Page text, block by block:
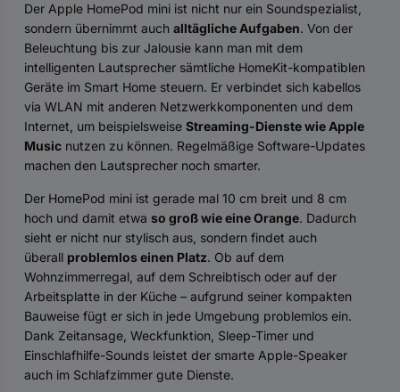
Der Apple HomePod mini ist nicht nur ein Soundspezialist,
sondern übernimmt auch alltägliche Aufgaben. Von der
Beleuchtung bis zur Jalousie kann man mit dem
intelligenten Lautsprecher sämtliche HomeKit-kompatiblen
Geräte im Smart Home steuern. Er verbindet sich kabellos
via WLAN mit anderen Netzwerkkomponenten und dem
Internet, um beispielsweise Streaming-Dienste wie Apple
Music nutzen zu können. Regelmäßige Software-Updates
machen den Lautsprecher noch smarter.
Der HomePod mini ist gerade mal 10 cm breit und 8 cm
hoch und damit etwa so groß wie eine Orange. Dadurch
sieht er nicht nur stylisch aus, sondern findet auch
überall problemlos einen Platz. Ob auf dem
Wohnzimmerregal, auf dem Schreibtisch oder auf der
Arbeitsplatte in der Küche – aufgrund seiner kompakten
Bauweise fügt er sich in jede Umgebung problemlos ein.
Dank Zeitansage, Weckfunktion, Sleep-Timer und
Einschlafhilfe-Sounds leistet der smarte Apple-Speaker
auch im Schlafzimmer gute Dienste.